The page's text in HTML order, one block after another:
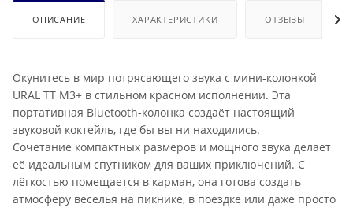
ОПИСАНИЕ ХАРАКТЕРИСТИКИ ОТЗЫВЫ
Окунитесь в мир потрясающего звука с мини-колонкой
URAL ТТ М3+ в стильном красном исполнении. Эта
портативная Bluetooth-колонка создаёт настоящий
звуковой коктейль, где бы вы ни находились.
Сочетание компактных размеров и мощного звука делает
её идеальным спутником для ваших приключений. С
лёгкостью помещается в карман, она готова создать
атмосферу веселья на пикнике, в поездке или даже просто